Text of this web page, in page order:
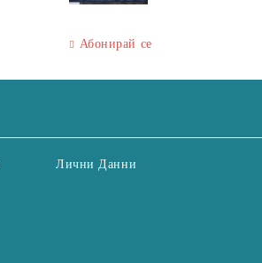
Абонирай се
Лични Данни